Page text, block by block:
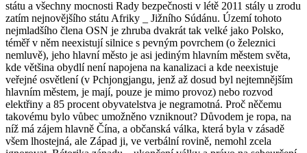
státu a všechny mocnosti Rady bezpečnosti v létě 2011 stály u zrodu
zatím nejnovějšího státu Afriky _ Jižního Súdánu. Území tohoto
nejmladšího člena OSN je zhruba dvakrát tak velké jako Polsko,
téměř v něm neexistují silnice s pevným povrchem (o železnici
nemluvě), jeho hlavní město je asi jediným hlavním městem světa,
kde většina obydlí není napojena na kanalizaci a kde neexistuje
veřejné osvětlení (v Pchjongjangu, jenž až dosud byl nejtemnějším
hlavním městem, je mají, pouze je mimo provoz) nebo rozvod
elektřiny a 85 procent obyvatelstva je negramotná. Proč něčemu
takovému bylo vůbec umožněno vzniknout? Důvodem je ropa, na
níž má zájem hlavně Čína, a občanská válka, která byla v zásadě
všem lhostejná, ale Západ ji, ve verbální rovině, nemohl zcela